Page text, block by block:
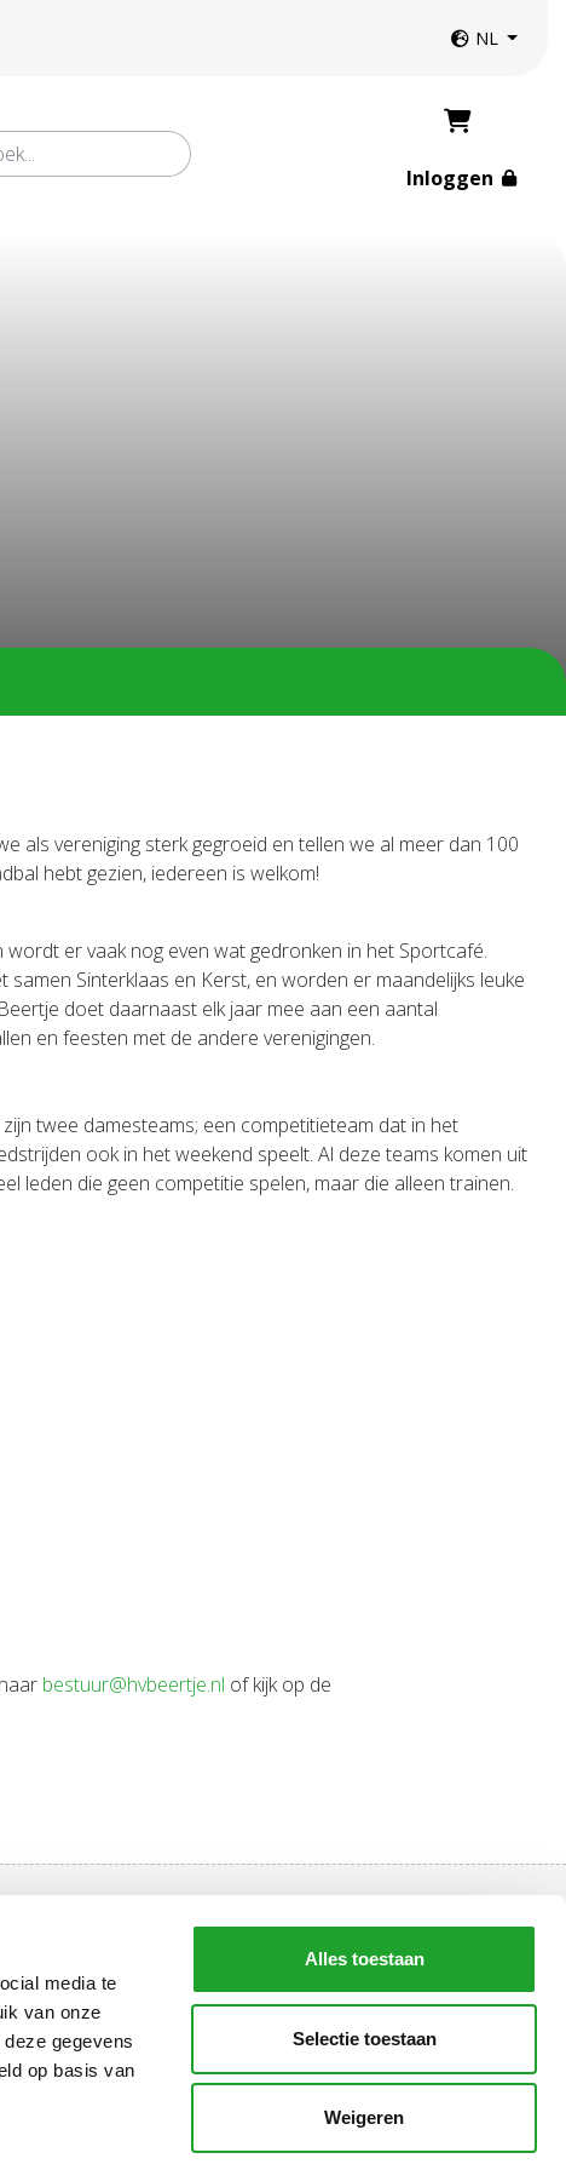
media te
van onze
gegevens
op basis van
Alles toestaan
Selectie toestaan
Weigeren
Website taal
NL
Inloggen
als vereniging sterk gegroeid en tellen we al meer dan 100
hebt gezien, iedereen is welkom!
er vaak nog even wat gedronken in het Sportcafé.
Sinterklaas en Kerst, en worden er maandelijks leuke
doet daarnaast elk jaar mee aan een aantal
en feesten met de andere verenigingen.
twee damesteams; een competitieteam dat in het
ook in het weekend speelt. Al deze teams komen uit
leden die geen competitie spelen, maar die alleen trainen.
bestuur@hvbeertje.nl of kijk op de
Blijf altijd op de hoogte.
Abonneer je op de nieuwsbrief en ontvang circa 10 x per
jaar updates over het sportaanbod, kortingsacties,
nieuwe roosters en evenementen.
Schrijf je in voor de nieuwsbrief